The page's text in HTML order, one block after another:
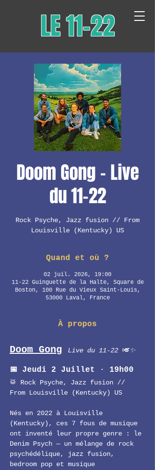
LE 11-22
Doom Gong - Live
du 11-22
Rock Psyche, Jazz fusion // From
Louisville (Kentucky) US
Quand et où ?
02 juil. 2026, 19:00
11-22 Guinguette de la Halte, Square de
Boston, 100 Rue du Vieux Saint-Louis,
53000 Laval, France
À propos
Doom Gong Live du 11-22 🎺✨
📅 Jeudi 2 Juillet · 19h00
🥁 Rock Psyche, Jazz fusion //
From Louisville (Kentucky) US
Nés en 2022 à Louisville
(Kentucky), ces 7 fous de musique
ont inventé leur propre genre : le
Denim Psych — un mélange de rock
psychédélique, jazz fusion,
bedroom pop et musique